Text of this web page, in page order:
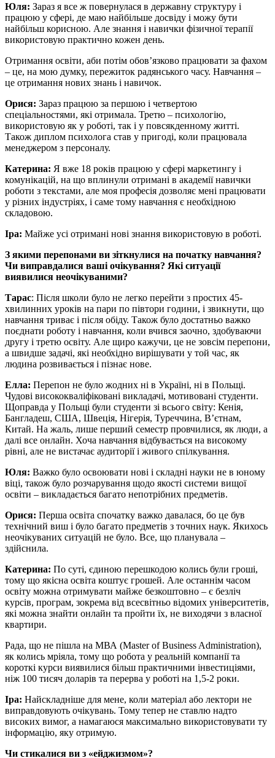
Юля: Зараз я все ж повернулася в державну структуру і
працюю у сфері, де маю найбільше досвіду і можу бути
найбільш корисною. Але знання і навички фізичної терапії
використовую практично кожен день.
Отримання освіти, аби потім обов’язково працювати за фахом
– це, на мою думку, пережиток радянського часу. Навчання –
це отримання нових знань і навичок.
Орися: Зараз працюю за першою і четвертою
спеціальностями, які отримала. Третю – психологію,
використовую як у роботі, так і у повсякденному житті.
Також диплом психолога став у пригоді, коли працювала
менеджером з персоналу.
Катерина: Я вже 18 років працюю у сфері маркетингу і
комунікацій, на що вплинули отримані в академії навички
роботи з текстами, але моя професія дозволяє мені працювати
у різних індустріях, і саме тому навчання є необхідною
складовою.
Іра: Майже усі отримані нові знання використовую в роботі.
З якими перепонами ви зіткнулися на початку навчання?
Чи виправдалися ваші очікування? Які ситуації
виявилися неочікуваними?
Тарас: Після школи було не легко перейти з простих 45-
хвилинних уроків на пари по півтори години, і звикнути, що
навчання триває і після обіду. Також було достатньо важко
поєднати роботу і навчання, коли вчився заочно, здобуваючи
другу і третю освіту. Але щиро кажучи, це не зовсім перепони,
а швидше задачі, які необхідно вирішувати у той час, як
людина розвивається і пізнає нове.
Елла: Перепон не було жодних ні в Україні, ні в Польщі.
Чудові висококваліфіковані викладачі, мотивовані студенти.
Щоправда у Польщі були студенти зі всього світу: Кенія,
Бангладеш, США, Швеція, Нігерія, Туреччина, В’єтнам,
Китай. На жаль, лише перший семестр провчилися, як люди, а
далі все онлайн. Хоча навчання відбувається на високому
рівні, але не вистачає аудиторії і живого спілкування.
Юля: Важко було освоювати нові і складні науки не в юному
віці, також було розчарування щодо якості системи вищої
освіти – викладається багато непотрібних предметів.
Орися: Перша освіта спочатку важко давалася, бо це був
технічний виш і було багато предметів з точних наук. Якихось
неочікуваних ситуацій не було. Все, що планувала –
здійснила.
Катерина: По суті, єдиною перешкодою колись були гроші,
тому що якісна освіта коштує грошей. Але останнім часом
освіту можна отримувати майже безкоштовно – є безліч
курсів, програм, зокрема від всесвітньо відомих університетів,
які можна знайти онлайн та пройти їх, не виходячи з власної
квартири.
Рада, що не пішла на МВА (Master of Business Administration),
як колись мріяла, тому що робота у реальній компанії та
короткі курси виявилися більш практичними інвестиціями,
ніж 100 тисяч доларів та перерва у роботі на 1,5-2 роки.
Іра: Найскладніше для мене, коли матеріал або лектори не
виправдовують очікувань. Тому тепер не ставлю надто
високих вимог, а намагаюся максимально використовувати ту
інформацію, яку отримую.
Чи стикалися ви з «ейджизмом»?